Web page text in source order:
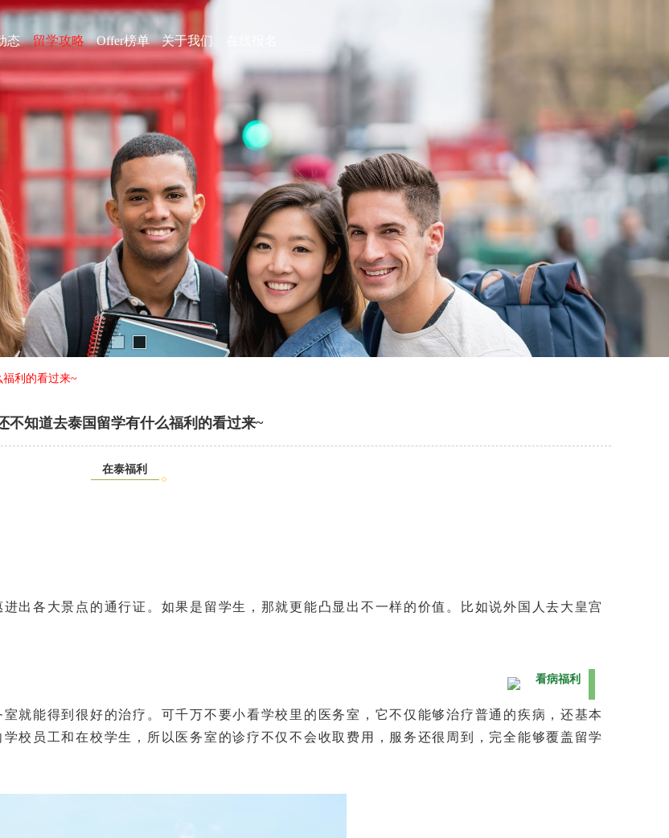
态 留学攻略 Offer榜单 关于我们
利的看过来~
不知道去泰国留学有什么福利的看过来~
在泰福利
出各大景点的通行证。如果是留学生，那就更能凸显出不一样的价值。比如说外国人去大皇宫
看病福利
就能得到很好的治疗。可千万不要小看学校里的医务室，它不仅能够治疗普通的疾病，还基本
校员工和在校学生，所以医务室的诊疗不仅不会收取费用，服务还很周到，完全能够覆盖留学